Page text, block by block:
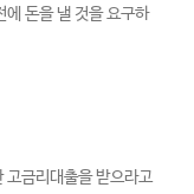
에 돈을 낼 것을 요구하
고금리대출을 받으라고